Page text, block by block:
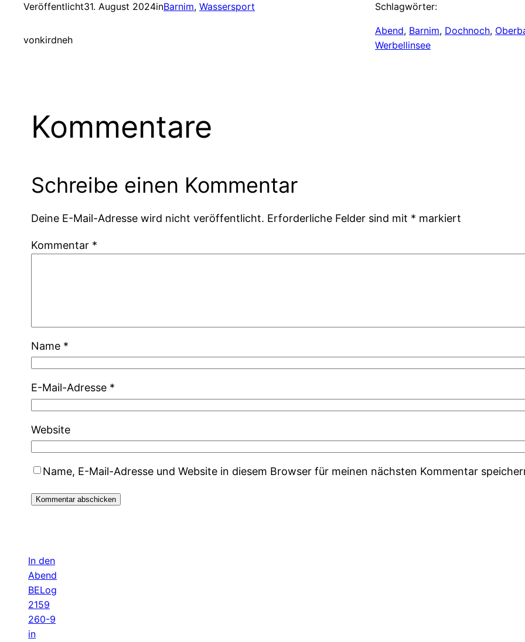
Veröffentlicht31. August 2024inBarnim, Wassersport
vonkirdneh
Schlagwörter:
Abend, Barnim, Dochnoch,
Werbellinsee
Kommentare
Schreibe einen Kommentar
Deine E-Mail-Adresse wird nicht veröffentlicht. Erforderliche Felder sind mit * markiert
Kommentar *
Name *
E-Mail-Adresse *
Website
Name, E-Mail-Adresse und Website in diesem Browser für meinen nächsten Kommentar
In den
Abend
BELog
2159
260-9
in